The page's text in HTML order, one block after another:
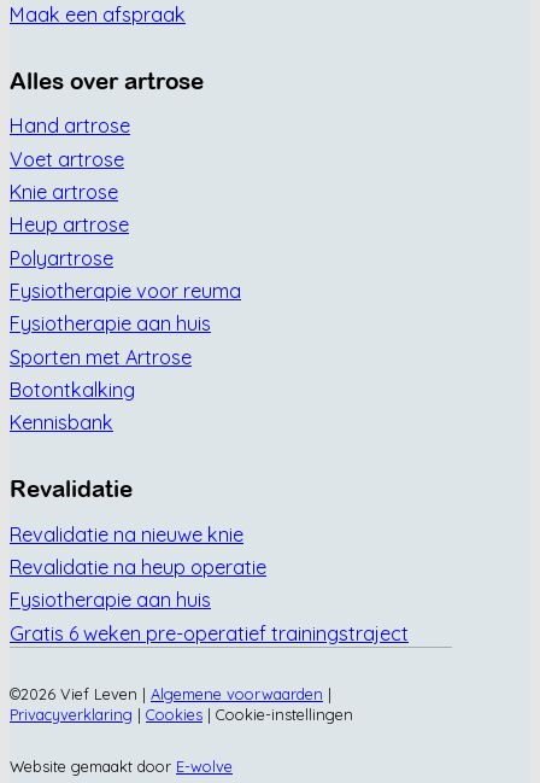
Maak een afspraak
Alles over artrose
Hand artrose
Voet artrose
Knie artrose
Heup artrose
Polyartrose
Fysiotherapie voor reuma
Fysiotherapie aan huis
Sporten met Artrose
Botontkalking
Kennisbank
Revalidatie
Revalidatie na nieuwe knie
Revalidatie na heup operatie
Fysiotherapie aan huis
Gratis 6 weken pre-operatief trainingstraject
©2026 Vief Leven | Algemene voorwaarden |
Privacyverklaring | Cookies | Cookie-instellingen
Website gemaakt door E-wolve